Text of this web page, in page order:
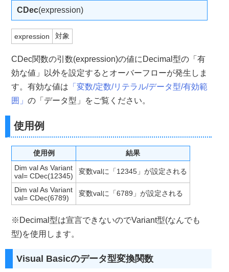
CDec(expression)
expression 対象
CDec関数の引数(expression)の値にDecimal型の「有
効な値」以外を設定するとオーバーフローが発生しま
す。有効な値は 「変数/定数/リテラル/データ型/有効範
囲」 の「データ型」をご覧ください。
使用例
使用例
結果
Dim val As Variant
val= CDec(12345)
変数valに「12345」が設定される
Dim val As Variant
val= CDec(6789)
変数valに「6789」が設定される
※Decimal型は宣言できないのでVariant型(なんでも
型)を使用します。
Visual Basicのデータ型変換関数